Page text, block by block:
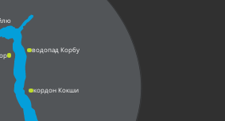
водопад Корбу
кордон Кокши